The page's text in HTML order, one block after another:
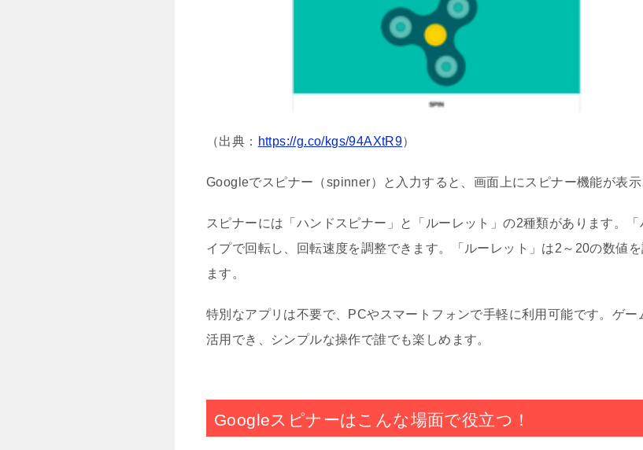
（出典： https://g.co/kgs/94AXtR9）
Googleでスピナー（spinner）と入力すると、画面上にスピナー機能が表示
スピナーには「ハンドスピナー」と「ルーレット」の2種類があります。
イプで回転し、回転速度を調整できます。「ルーレット」は2～20の数値
ます。
特別なアプリは不要で、PCやスマートフォンで手軽に利用可能です。ゲ
活用でき、シンプルな操作で誰でも楽しめます。
Googleスピナーはこんな場面で役立つ！